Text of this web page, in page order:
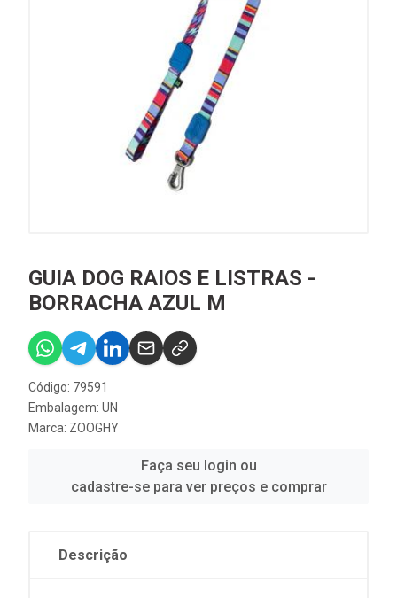
GUIA DOG RAIOS E LISTRAS -
BORRACHA AZUL M
Código: 79591
Embalagem: UN
Marca: ZOOGHY
Faça seu login ou
cadastre-se para ver preços e comprar
Descrição